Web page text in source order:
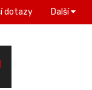
dotazy Další